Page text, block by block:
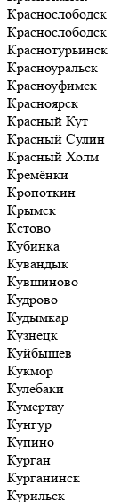
Краснослободск
Краснослободск
Краснотурьинск
Красноуральск
Красноуфимск
Красноярск
Красный Кут
Красный Сулин
Красный Холм
Кремёнки
Кропоткин
Крымск
Кстово
Кубинка
Кувандык
Кувшиново
Кудрово
Кудымкар
Кузнецк
Куйбышев
Кукмор
Кулебаки
Кумертау
Кунгур
Купино
Курган
Курганинск
Курильск